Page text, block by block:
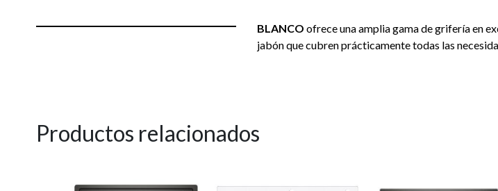
BLANCO ofrece una amplia gama de grifería en
jabón que cubren prácticamente todas las
Productos relacionados